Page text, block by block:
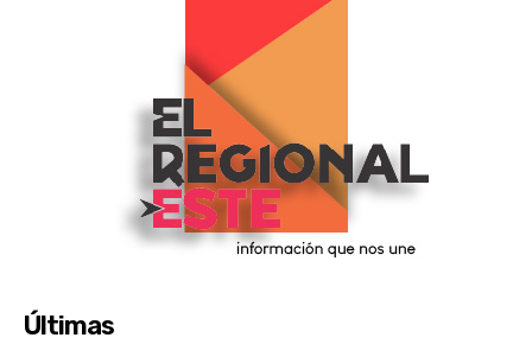
Últimas